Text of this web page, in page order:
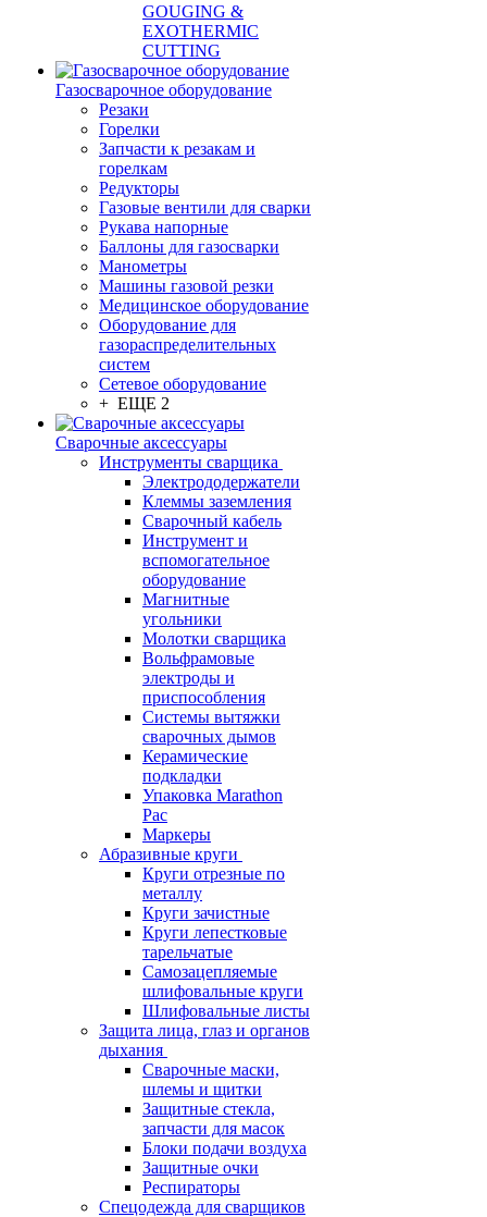
GOUGING &
EXOTHERMIC
CUTTING
Газосварочное оборудование
Резаки
Горелки
Запчасти к резакам и
горелкам
Редукторы
Газовые вентили для сварки
Рукава напорные
Баллоны для газосварки
Манометры
Машины газовой резки
Медицинское оборудование
Оборудование для
газораспределительных
систем
Сетевое оборудование
+ ЕЩЕ 2
Сварочные аксессуары
Инструменты сварщика
Электрододержатели
Клеммы заземления
Сварочный кабель
Инструмент и
вспомогательное
оборудование
Магнитные
угольники
Молотки сварщика
Вольфрамовые
электроды и
приспособления
Системы вытяжки
сварочных дымов
Керамические
подкладки
Упаковка Marathon
Pac
Маркеры
Абразивные круги
Круги отрезные по
металлу
Круги зачистные
Круги лепестковые
тарельчатые
Самозацепляемые
шлифовальные круги
Шлифовальные листы
Защита лица, глаз и органов
дыхания
Сварочные маски,
шлемы и щитки
Защитные стекла,
запчасти для масок
Блоки подачи воздуха
Защитные очки
Респираторы
Спецодежда для сварщиков